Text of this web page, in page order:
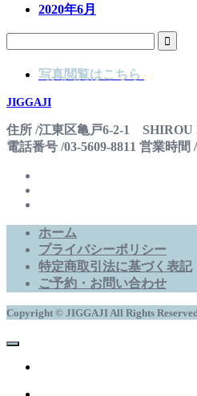
2020年6月
写真閲覧はこちら
JIGGAJI
住所 /江東区亀戸6-2-1 SHIROU
電話番号 /03-5609-8811 営業時間
ホーム
プライバシーポリシー
特定商取引法に基づく表記
ご予約・お問い合わせ
Copyright © JIGGAJI All Rights